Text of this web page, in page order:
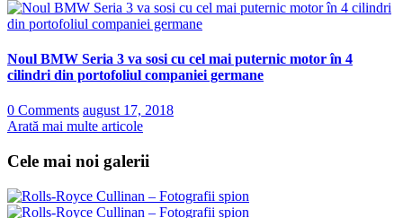
Noul BMW Seria 3 va sosi cu cel mai puternic motor în 4
cilindri din portofoliul companiei germane
0 Comments august 17, 2018
Arată mai multe articole
Cele mai noi galerii